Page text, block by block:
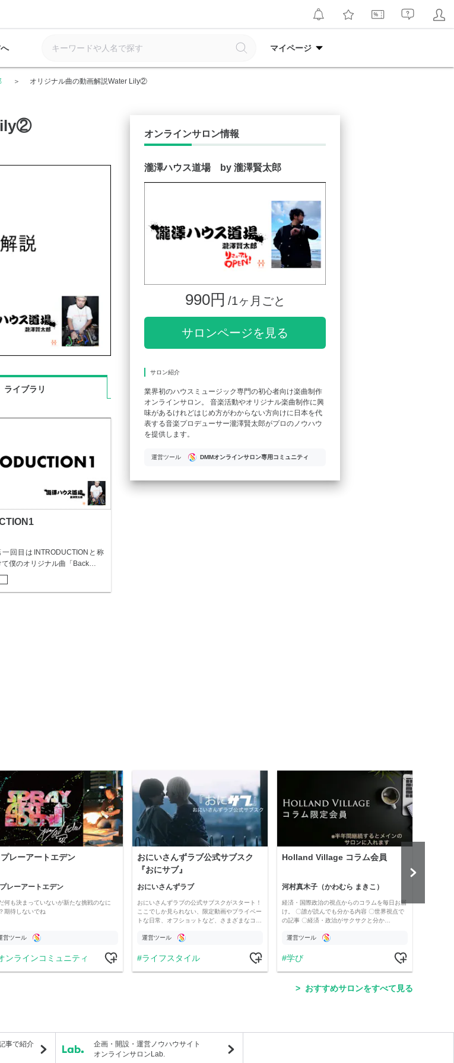
マイページ
オリジナル曲の動画解説Water Lily②
ライブラリ
回目はINTRODUCTIONと称
て僕のオリジナル曲「Back…
オンラインサロン情報
瀧澤ハウス道場 by 瀧澤賢太郎
990円 /1ヶ月ごと
サロンページを見る
サロン紹介
業界初のハウスミュージック専門の初心者向け楽曲制作
オンラインサロン。 音楽活動やオリジナル楽曲制作に興
味があるけれどはじめ方がわからない方向けに日本を代
表する音楽プロデューサー瀧澤賢太郎がプロのノウハウ
を提供します。
運営ツール DMMオンラインサロン専用コミュニティ
プレーアートエデン
レーアートエデン
何も決まっていないが新たな挑戦のなに
期待しないでね
営ツール
ンラインコミュニティ
おにいさんずラブ公式サブスク
『おにサブ』
おにいさんずラブ
おにいさんずラブの公式サブスクがスタート！
ここでしか見られない、限定動画やプライベー
トな日常、オフショットなど、さまざまなコ…
運営ツール
ライフスタイル
Holland Village コラム会員
河村真木子（かわむら まきこ）
経済・国際政治の視点からのコラムを毎日お届
け。 〇誰が読んでも分かる内容 〇世界視点で
の記事 〇経済・政治がサクサクと分か…
運営ツール
学び
おすすめサロンをすべて見る
事で紹介
企画・開設・運営ノウハウサイト
オンラインサロンLab.